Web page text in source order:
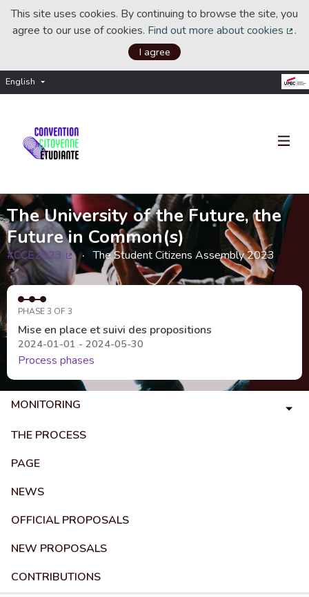
This site uses cookies. By continuing to browse the site, you
agree to our use of cookies. Find out more about cookies .
I agree
English Choisir la langue
The University of the Future, the
Future in Common(s)
#CCE2023
(External link)
The Student Citizens Assembly 2023
PHASE 3 OF 3
Mise en place et suivi des propositions
2024-01-01 - 2024-05-30
Process phases
MONITORING
THE PROCESS
PAGE
NEWS
OFFICIAL PROPOSALS
NEW PROPOSALS
CONTRIBUTIONS